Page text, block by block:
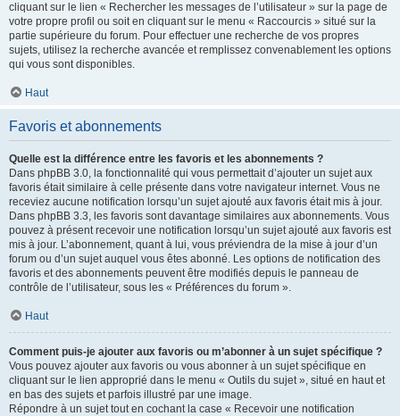
cliquant sur le lien « Rechercher les messages de l’utilisateur » sur la page de
votre propre profil ou soit en cliquant sur le menu « Raccourcis » situé sur la
partie supérieure du forum. Pour effectuer une recherche de vos propres
sujets, utilisez la recherche avancée et remplissez convenablement les options
qui vous sont disponibles.
Haut
Favoris et abonnements
Quelle est la différence entre les favoris et les abonnements ?
Dans phpBB 3.0, la fonctionnalité qui vous permettait d’ajouter un sujet aux
favoris était similaire à celle présente dans votre navigateur internet. Vous ne
receviez aucune notification lorsqu’un sujet ajouté aux favoris était mis à jour.
Dans phpBB 3.3, les favoris sont davantage similaires aux abonnements. Vous
pouvez à présent recevoir une notification lorsqu’un sujet ajouté aux favoris est
mis à jour. L’abonnement, quant à lui, vous préviendra de la mise à jour d’un
forum ou d’un sujet auquel vous êtes abonné. Les options de notification des
favoris et des abonnements peuvent être modifiés depuis le panneau de
contrôle de l’utilisateur, sous les « Préférences du forum ».
Haut
Comment puis-je ajouter aux favoris ou m’abonner à un sujet spécifique ?
Vous pouvez ajouter aux favoris ou vous abonner à un sujet spécifique en
cliquant sur le lien approprié dans le menu « Outils du sujet », situé en haut et
en bas des sujets et parfois illustré par une image.
Répondre à un sujet tout en cochant la case « Recevoir une notification